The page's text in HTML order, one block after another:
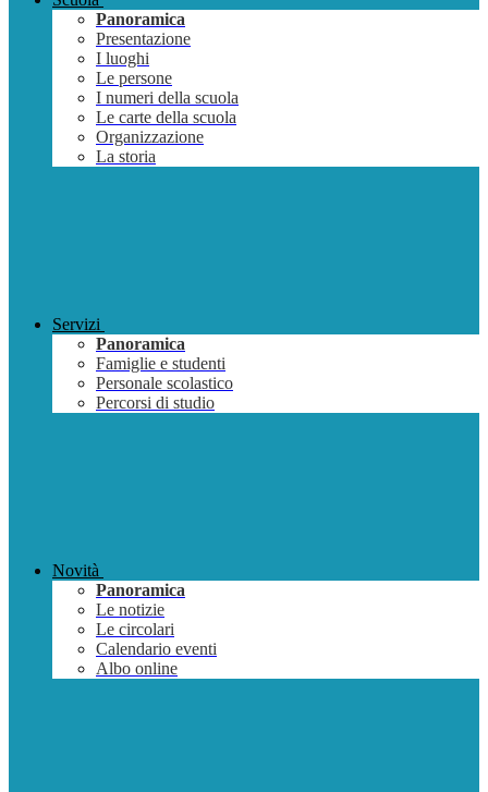
Panoramica
Presentazione
I luoghi
Le persone
I numeri della scuola
Le carte della scuola
Organizzazione
La storia
Servizi
Panoramica
Famiglie e studenti
Personale scolastico
Percorsi di studio
Novità
Panoramica
Le notizie
Le circolari
Calendario eventi
Albo online